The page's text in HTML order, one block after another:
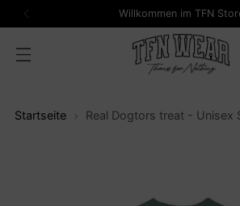
Store
Startseite Real Dogtors treat - Unisex